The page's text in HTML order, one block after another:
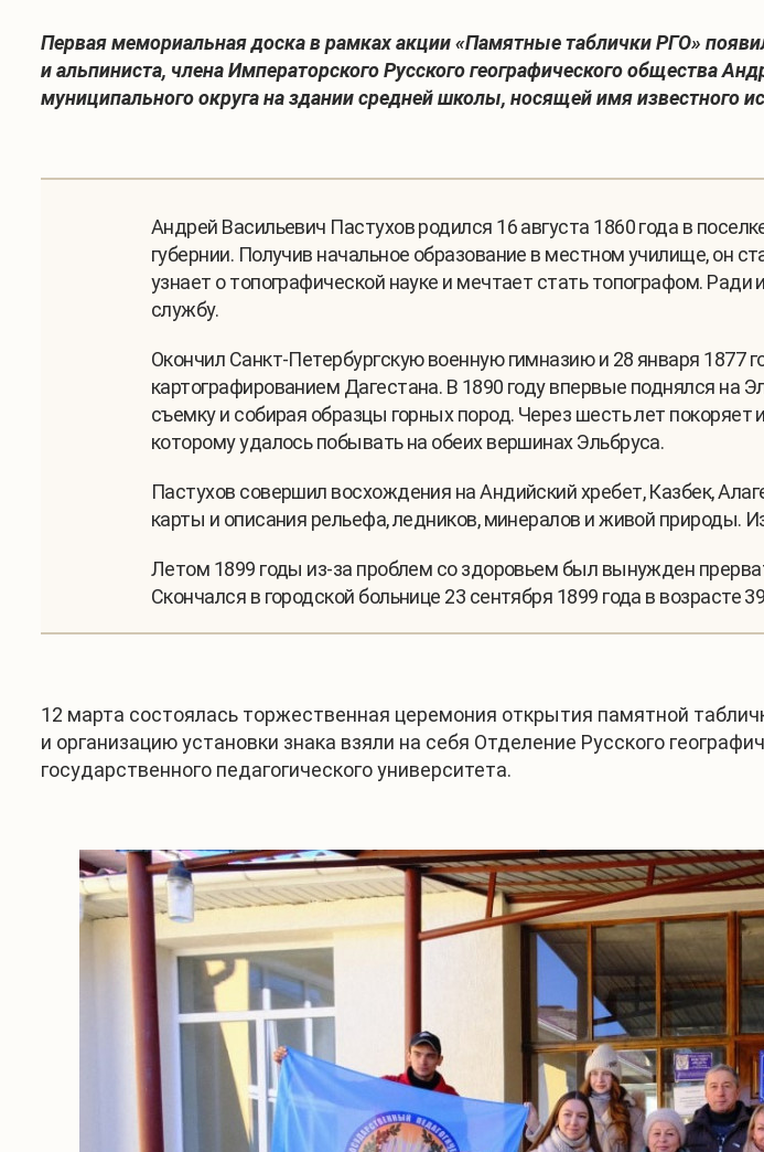
Первая мемориальная доска в рамках акции «Памятные таблички РГО»
и альпиниста, члена Императорского Русского географического общества
муниципального округа на здании средней школы, носящей имя известного
Андрей Васильевич Пастухов родился 16 августа 1860 года в
губернии. Получив начальное образование в местном училище, он
узнает о топографической науке и мечтает стать топографом.
службу.
Окончил Санкт-Петербургскую военную гимназию и 28 января 1877
картографированием Дагестана. В 1890 году впервые поднялся на
съемку и собирая образцы горных пород. Через шесть лет
которому удалось побывать на обеих вершинах Эльбруса.
Пастухов совершил восхождения на Андийский хребет, Казбек,
карты и описания рельефа, ледников, минералов и живой природы.
Летом 1899 годы из-за проблем со здоровьем был вынужден
Скончался в городской больнице 23 сентября 1899 года в возрасте
12 марта состоялась торжественная церемония открытия памятной
и организацию установки знака взяли на себя Отделение Русского
государственного педагогического университета.